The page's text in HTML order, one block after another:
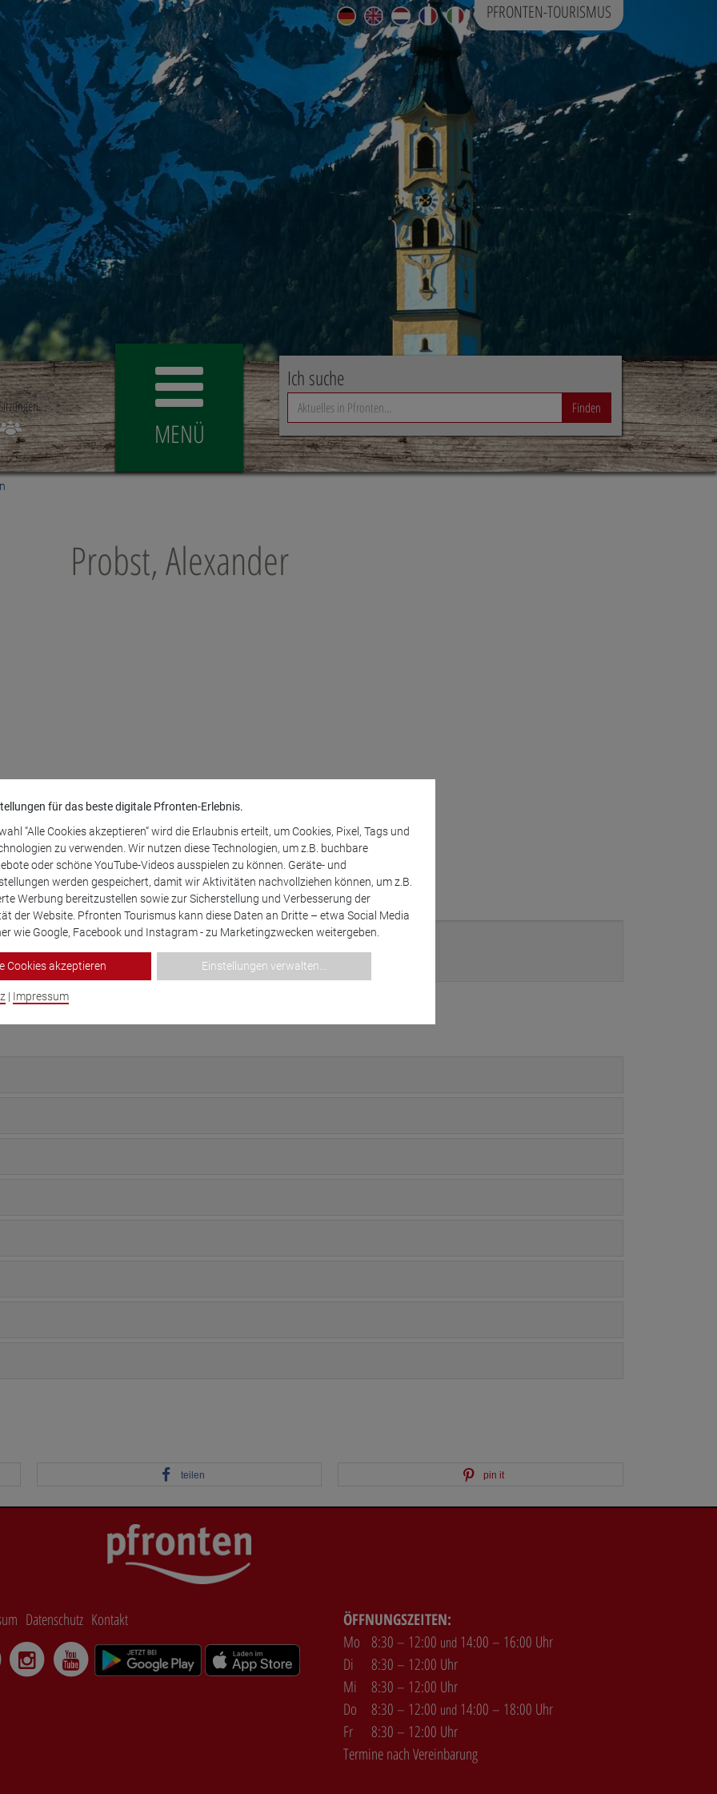
DE EN NL FR IT PFRONTEN-TOURISMUS
MENÜ
Ich suche
Finden
Probst, Alexander
teilen pin it
Datenschutz Kontakt
ÖFFNUNGSZEITEN:
Mo 8:30 – 12:00 und 14:00 – 16:00 Uhr
Di
8:30 – 12:00 Uhr
Mi
8:30 – 12:00 Uhr
Do
8:30 – 12:00 und 14:00 – 18:00 Uhr
Fr
8:30 – 12:00 Uhr
Termine nach Vereinbarung
für das beste digitale Pfronten-Erlebnis.
“Alle Cookies akzeptieren“ wird die Erlaubnis erteilt, um Cookies, Pixel, Tags und
zu verwenden. Wir nutzen diese Technologien, um z.B. buchbare
oder schöne YouTube-Videos ausspielen zu können. Geräte- und
werden gespeichert, damit wir Aktivitäten nachvollziehen können, um z.B.
Werbung bereitzustellen sowie zur Sicherstellung und Verbesserung der
der Website. Pfronten Tourismus kann diese Daten an Dritte – etwa Social Media
wie Google, Facebook und Instagram - zu Marketingzwecken weitergeben.
Cookies akzeptieren Einstellungen verwalten
| Impressum